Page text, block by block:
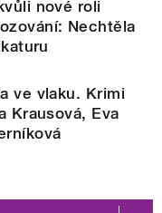
nové roli
Nechtěla
ve vlaku. Krimi
Krausová, Eva